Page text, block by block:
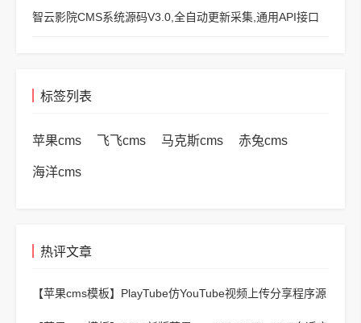
智云影院CMS系统源码V3.0,全自动更新采集,通用API接口
标签列表
苹果cms 飞飞cms 马克斯cms 赤兔cms
海洋cms
热评文章
【苹果cms模板】 PlayTube仿YouTube视频上传分享程序源